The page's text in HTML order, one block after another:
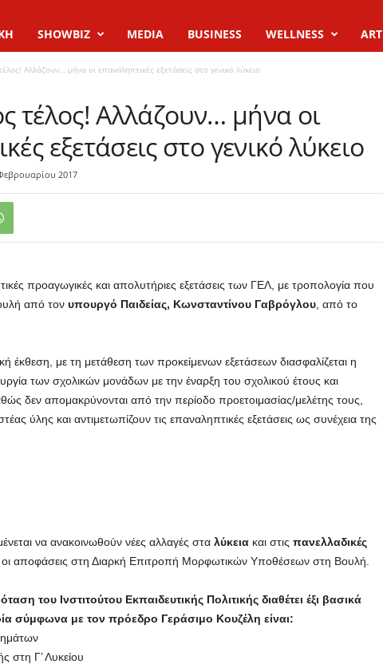
SHOWBIZ MEDIA BUSINESS WELLNESS ART
Αλλάζουν… μήνα οι επαναληπτικές εξετάσεις στο γενικό λύκειο
τέλος! Αλλάζουν… μήνα οι
εξετάσεις στο γενικό λύκειο
2017
προαγωγικές και απολυτήριες εξετάσεις των ΓΕΛ, με τροπολογία που
από τονυπουργό Παιδείας, Κωνσταντίνου Γαβρόγλου, από το
έκθεση, με τη μετάθεση των προκείμενων εξετάσεων διασφαλίζεται η
των σχολικών μονάδων με την έναρξη του σχολικού έτους και
δεν απομακρύνονται από την περίοδο προετοιμασίας/μελέτης τους,
ύλης και αντιμετωπίζουν τις επαναληπτικές εξετάσεις ως συνέχεια της
να ανακοινωθούν νέες αλλαγές στα λύκειακαι στις πανελλαδικές
αποφάσεις στη Διαρκή Επιτροπή Μορφωτικών Υποθέσεων στη Βουλή.
του Ινστιτούτου Εκπαιδευτικής Πολιτικής διαθέτει έξι βασικά
σύμφωνα με τον πρόεδρο Γεράσιμο Κουζέλη είναι:
στη Γ’ Λυκείου